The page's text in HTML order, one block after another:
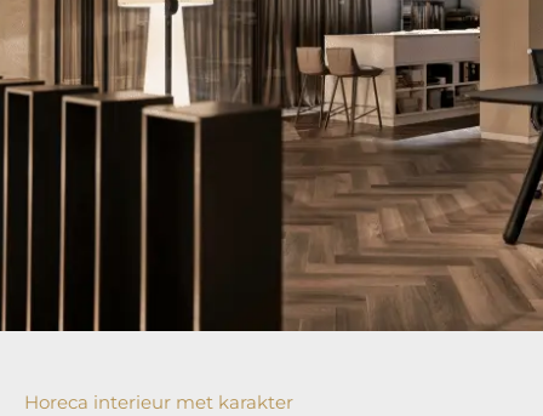
Horeca interieur met karakter